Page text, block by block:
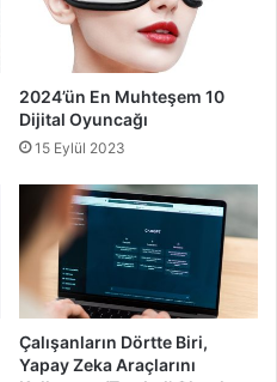
2024’ün En Muhteşem 10
Dijital Oyuncağı
15 Eylül 2023
Çalışanların Dörtte Biri,
Yapay Zeka Araçlarını